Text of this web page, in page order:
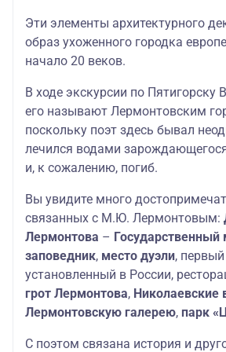
Эти элементы архитектурного
образ ухоженного городка
начало 20 веков.
В ходе экскурсии по Пятигорску
его называют Лермонтовским
поскольку поэт здесь бывал
лечился водами
и, к сожалению, погиб.
Вы увидите много
связанных с М.Ю. Лермонтовым:
Лермонтова – Государственный
заповедник, место дуэли,
установленный в России,
грот Лермонтова, Николаевские
Лермонтовскую галерею, парк
С поэтом связана история и